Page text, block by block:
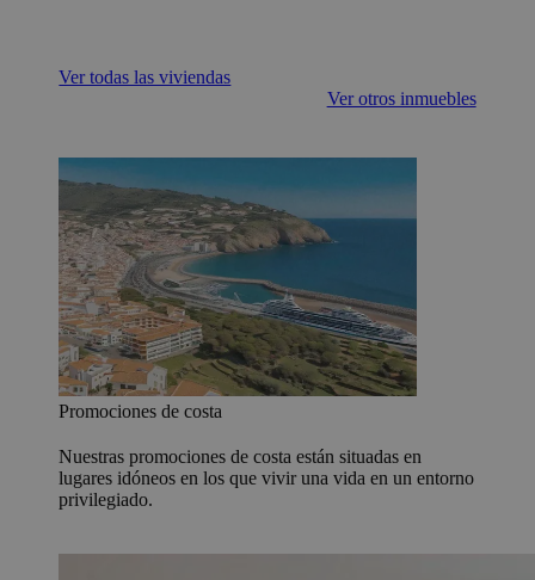
Ver todas las viviendas
Ver otros inmuebles
Promociones de costa
Nuestras promociones de costa están situadas en
lugares idóneos en los que vivir una vida en un entorno
privilegiado.